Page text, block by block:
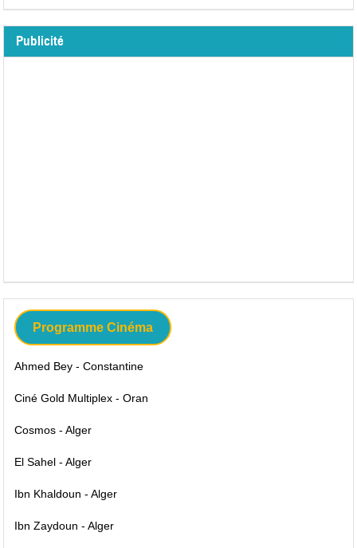
Publicité
Programme Cinéma
Ahmed Bey - Constantine
Ciné Gold Multiplex - Oran
Cosmos - Alger
El Sahel - Alger
Ibn Khaldoun - Alger
Ibn Zaydoun - Alger